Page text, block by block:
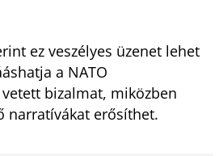
ez veszélyes üzenet lehet
a NATO
bizalmat, miközben
narratívákat erősíthet.